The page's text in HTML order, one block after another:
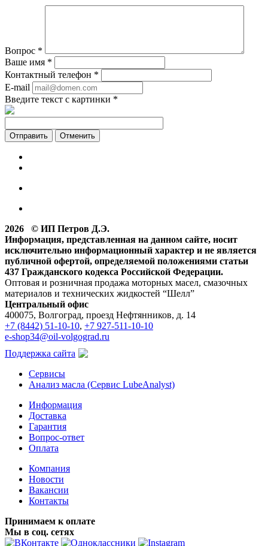
Вопрос *
Ваше имя *
Контактный телефон *
E-mail
Введите текст с картинки *
Отменить
2026 © ИП Петров Д.Э.
Информация, представленная на данном сайте, носит
исключительно информационный характер и не является
публичной офертой, определяемой положениями статьи
437 Гражданского кодекса Российской Федерации.
Оптовая и розничная продажа моторных масел, смазочных
материалов и технических жидкостей “Шелл”
Центральный офис
400075, Волгоград, проезд Нефтянников, д. 14
+7 (8442) 51-10-10, +7 927-511-10-10
e-shop34@oil-volgograd.ru
Поддержка сайта
Сервисы
Анализ масла (Сервис LubeAnalyst)
Информация
Доставка
Гарантия
Вопрос-ответ
Оплата
Компания
Новости
Вакансии
Контакты
Принимаем к оплате
Мы в соц. сетях